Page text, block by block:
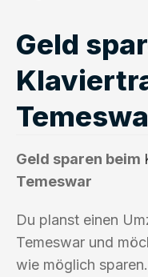
Geld
Geld sparen beim
Temeswar
Du planst einen
Temeswar und
wie möglich